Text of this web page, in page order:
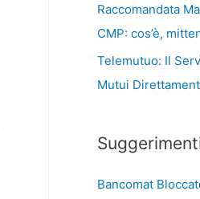
Raccomandata
CMP: cos’è,
Telemutuo: Il
Mutui
Bancomat